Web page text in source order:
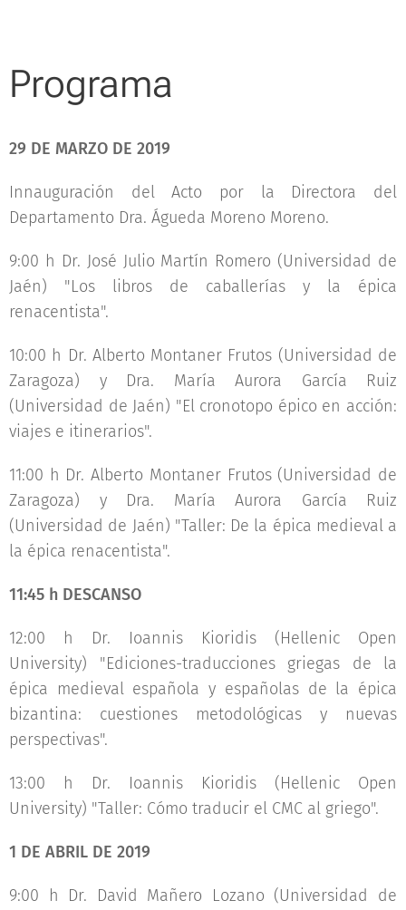
Programa
29 DE MARZO DE 2019
Innauguración del Acto por la Directora del
Departamento Dra. Águeda Moreno Moreno.
9:00 h Dr. José Julio Martín Romero (Universidad de
Jaén) "Los libros de caballerías y la épica
renacentista".
10:00 h Dr. Alberto Montaner Frutos (Universidad de
Zaragoza) y Dra. María Aurora García Ruiz
(Universidad de Jaén) "El cronotopo épico en acción:
viajes e itinerarios".
11:00 h Dr. Alberto Montaner Frutos (Universidad de
Zaragoza) y Dra. María Aurora García Ruiz
(Universidad de Jaén) "Taller: De la épica medieval a
la épica renacentista".
11:45 h DESCANSO
12:00 h Dr. Ioannis Kioridis (Hellenic Open
University) "Ediciones-traducciones griegas de la
épica medieval española y españolas de la épica
bizantina: cuestiones metodológicas y nuevas
perspectivas".
13:00 h Dr. Ioannis Kioridis (Hellenic Open
University) "Taller: Cómo traducir el CMC al griego".
1 DE ABRIL DE 2019
9:00 h Dr. David Mañero Lozano (Universidad de